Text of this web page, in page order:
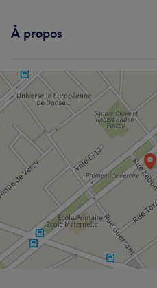
À propos